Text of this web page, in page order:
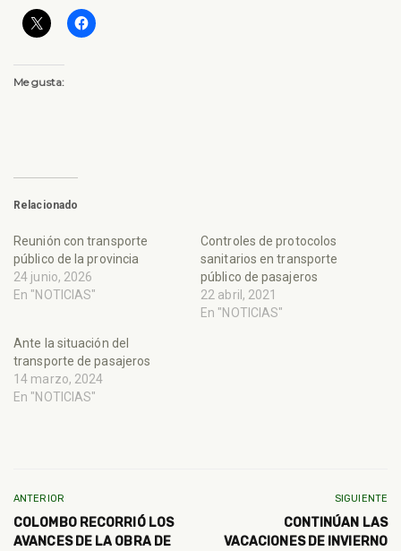
Me gusta:
Relacionado
Reunión con transporte
público de la provincia
24 junio, 2026
En "NOTICIAS"
Controles de protocolos
sanitarios en transporte
público de pasajeros
22 abril, 2021
En "NOTICIAS"
Ante la situación del
transporte de pasajeros
14 marzo, 2024
En "NOTICIAS"
ANTERIOR
COLOMBO RECORRIÓ LOS
AVANCES DE LA OBRA DE
SIGUIENTE
CONTINÚAN LAS
VACACIONES DE INVIERNO